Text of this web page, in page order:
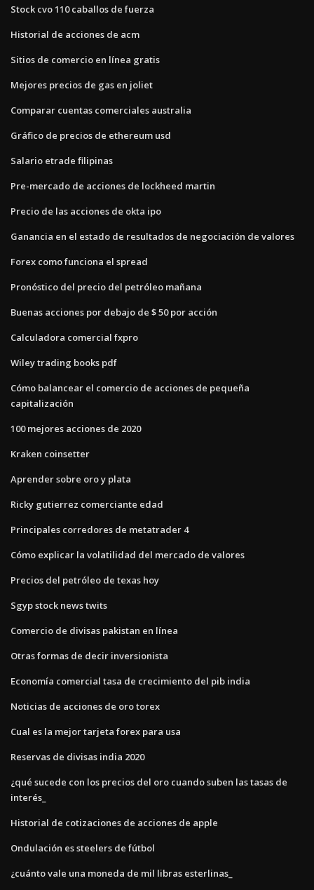
Stock cvo 110 caballos de fuerza
Historial de acciones de acm
Sitios de comercio en línea gratis
Mejores precios de gas en joliet
Comparar cuentas comerciales australia
Gráfico de precios de ethereum usd
Salario etrade filipinas
Pre-mercado de acciones de lockheed martin
Precio de las acciones de okta ipo
Ganancia en el estado de resultados de negociación de valores
Forex como funciona el spread
Pronóstico del precio del petróleo mañana
Buenas acciones por debajo de $ 50 por acción
Calculadora comercial fxpro
Wiley trading books pdf
Cómo balancear el comercio de acciones de pequeña
capitalización
100 mejores acciones de 2020
Kraken coinsetter
Aprender sobre oro y plata
Ricky gutierrez comerciante edad
Principales corredores de metatrader 4
Cómo explicar la volatilidad del mercado de valores
Precios del petróleo de texas hoy
Sgyp stock news twits
Comercio de divisas pakistan en línea
Otras formas de decir inversionista
Economía comercial tasa de crecimiento del pib india
Noticias de acciones de oro torex
Cual es la mejor tarjeta forex para usa
Reservas de divisas india 2020
¿qué sucede con los precios del oro cuando suben las tasas de
interés_
Historial de cotizaciones de acciones de apple
Ondulación es steelers de fútbol
¿cuánto vale una moneda de mil libras esterlinas_